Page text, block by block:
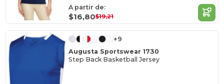
A partir de:
$16,80$19,21
+9
Augusta Sportswear 1730
Step Back Basketball Jersey